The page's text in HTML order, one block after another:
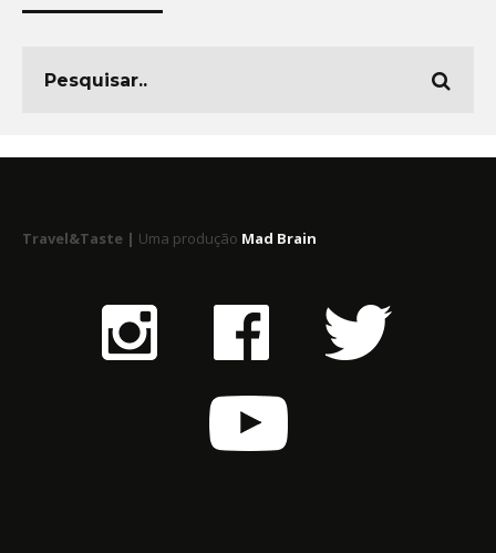
Travel&Taste | Uma produção Mad Brain